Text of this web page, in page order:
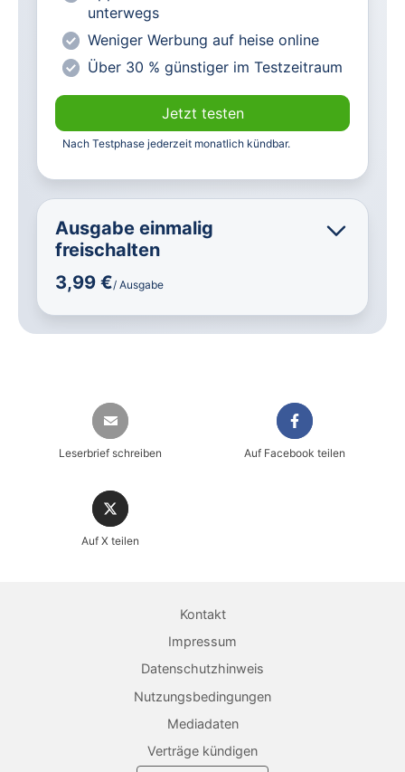
unterwegs
Weniger Werbung auf heise online
Über 30 % günstiger im Testzeitraum
Jetzt testen
Nach Testphase jederzeit monatlich kündbar.
Ausgabe einmalig
freischalten
3,99 €/ Ausgabe
Dauerhaft als PDF behalten
Jetzt kaufen
Leserbrief schreiben Auf Facebook teilen
Auf X teilen
Kontakt
Impressum
Datenschutzhinweis
Nutzungsbedingungen
Mediadaten
Verträge kündigen